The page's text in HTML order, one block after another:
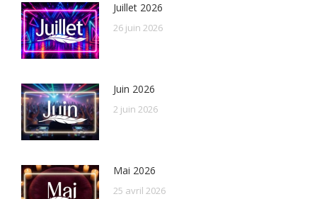
Juillet 2026
26 juin 2026
Juin 2026
2 juin 2026
Mai 2026
25 avril 2026